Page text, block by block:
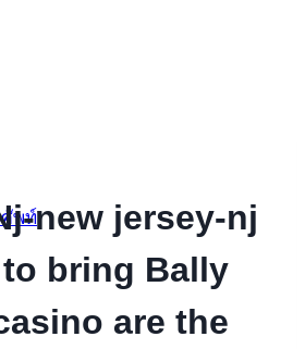
พท์new jersey-nj
bring Bally
are the